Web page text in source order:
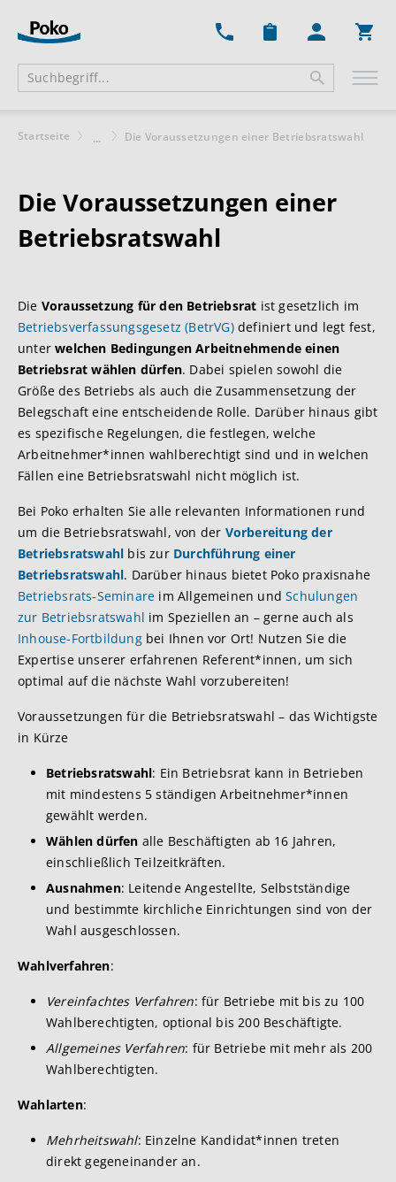
Startseite ... Die Voraussetzungen einer Betriebsratswahl
Die Voraussetzungen einer
Betriebsratswahl
Die Voraussetzung für den Betriebsrat ist gesetzlich im
Betriebsverfassungsgesetz (BetrVG)definiert und legt fest,
unterwelchen Bedingungen Arbeitnehmende einen
Betriebsrat wählen dürfen. Dabei spielen sowohl die
Größe des Betriebs als auch die Zusammensetzung der
Belegschaft eine entscheidende Rolle. Darüber hinaus gibt
es spezifische Regelungen, die festlegen, welche
Arbeitnehmer*innen wahlberechtigt sind und in welchen
Fällen eine Betriebsratswahl nicht möglich ist.
Bei Poko erhalten Sie alle relevanten Informationen rund
um die Betriebsratswahl, von der Vorbereitung der
Betriebsratswahl bis zur Durchführung einer
Betriebsratswahl. Darüber hinaus bietet Poko praxisnahe
Betriebsrats-Seminare im Allgemeinen undSchulungen
zur Betriebsratswahl im Speziellen an – gerne auch als
Inhouse-Fortbildungbei Ihnen vor Ort! Nutzen Sie die
Expertise unserer erfahrenen Referent*innen, um sich
optimal auf die nächste Wahl vorzubereiten!
Voraussetzungen für die Betriebsratswahl – das Wichtigste
in Kürze
Betriebsratswahl: Ein Betriebsrat kann in Betrieben
mit mindestens 5 ständigen Arbeitnehmer*innen
gewählt werden.
Wählen dürfen alle Beschäftigten ab 16 Jahren,
einschließlich Teilzeitkräften.
Ausnahmen: Leitende Angestellte, Selbstständige
und bestimmte kirchliche Einrichtungen sind von der
Wahl ausgeschlossen.
Wahlverfahren:
Vereinfachtes Verfahren: für Betriebe mit bis zu 100
Wahlberechtigten, optional bis 200 Beschäftigte.
Allgemeines Verfahren: für Betriebe mit mehr als 200
Wahlberechtigten.
Wahlarten:
Mehrheitswahl: Einzelne Kandidat*innen treten
direkt gegeneinander an.